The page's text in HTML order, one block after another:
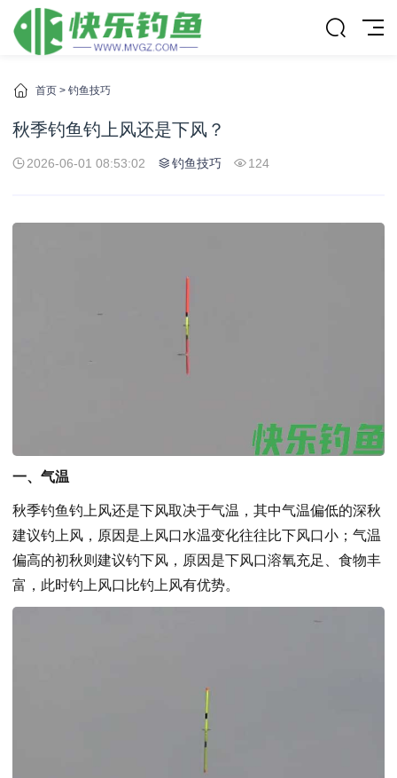
首页 > 钓鱼技巧
秋季钓鱼钓上风还是下风？
2026-06-01 08:53:02 钓鱼技巧 124
一、气温
秋季钓鱼钓上风还是下风取决于气温，其中气温偏低的深秋
建议钓上风，原因是上风口水温变化往往比下风口小；气温
偏高的初秋则建议钓下风，原因是下风口溶氧充足、食物丰
富，此时钓上风口比钓上风有优势。